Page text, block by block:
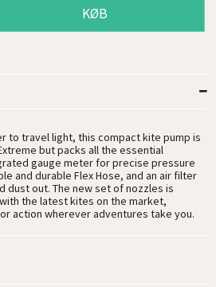
KØB
to travel light, this compact kite pump is
but packs all the essential
gauge meter for precise pressure
and durable Flex Hose, and an air filter
dust out. The new set of nozzles is
the latest kites on the market,
action wherever adventures take you.